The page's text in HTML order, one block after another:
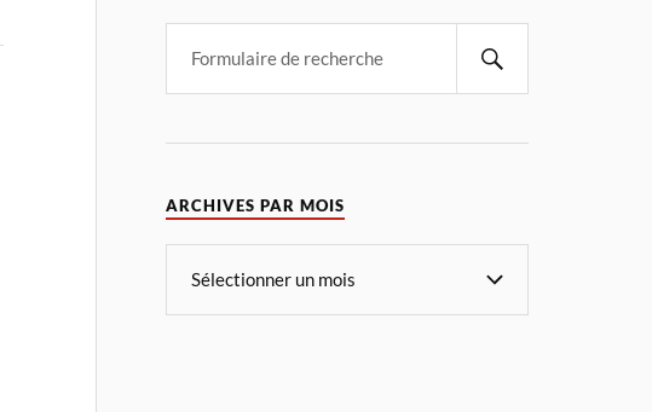
ARCHIVES PAR MOIS